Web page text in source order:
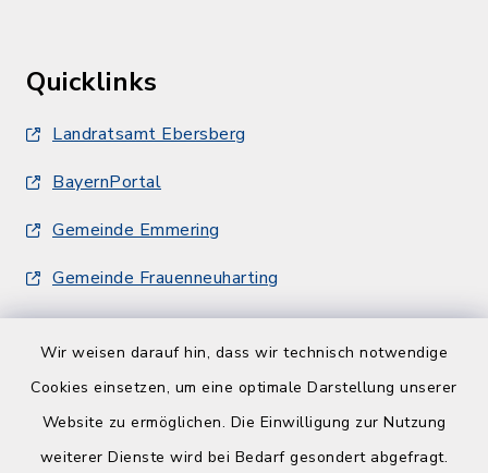
Wir weisen darauf hin, dass wir technisch notwendige
Cookies einsetzen, um eine optimale Darstellung unserer
Website zu ermöglichen. Die Einwilligung zur Nutzung
weiterer Dienste wird bei Bedarf gesondert abgefragt.
Quicklinks
Landratsamt Ebersberg
BayernPortal
Gemeinde Emmering
Gemeinde Frauenneuharting